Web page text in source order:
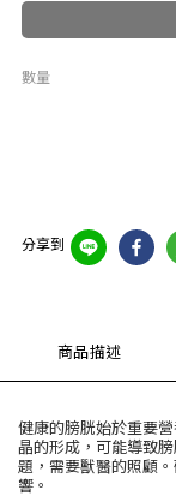
數量
分享到
商品描述
健康的膀胱始於重要
晶的形成，可能導致
題，需要獸醫的照顧
響。